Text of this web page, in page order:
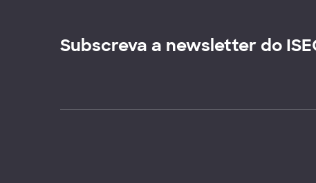
Subscreva a newsletter do